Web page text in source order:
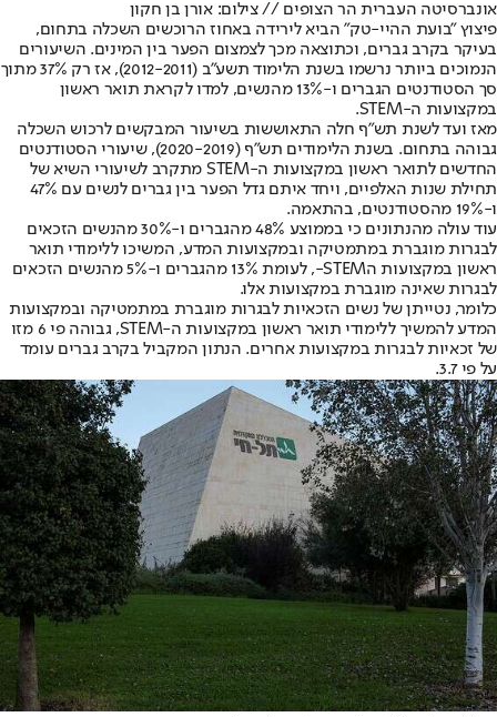
אונברסיטה העברית הר הצופים // צילום: אורן בן חקון
פיצוץ "בועת ההיי-טק" הביא לירידה באחוז הרוכשים השכלה בתחום,
בעיקר בקרב גברים, וכתוצאה מכך לצמצום הפער בין המינים. השיעורים
הנמוכים ביותר נרשמו בשנת הלימוד תשע"ב (2012-2011), אז רק 37% מתוך
סך הסטודנטים הגברים ו-13% מהנשים, למדו לקראת תואר ראשון
במקצועות ה-STEM.
מאז ועד לשנת תש"ף חלה התאוששות בשיעור המבקשים לרכוש השכלה
גבוהה בתחום. בשנת הלימודים תש"ף (2020-2019), שיעורי הסטודנטים
החדשים לתואר ראשון במקצועות ה-STEM מתקרב לשיעורי השיא של
תחילת שנות האלפיים, ויחד איתם גדל הפער בין גברים לנשים עם 47%
ו-19% מהסטודנטים, בהתאמה.
עוד עולה מהנתונים כי בממוצע 48% מהגברים ו-30% מהנשים הזכאים
לבגרות מוגברת במתמטיקה ובמקצועות המדע, המשיכו ללימודי תואר
ראשון במקצועות הSTEM-, לעומת 13% מהגברים ו-5% מהנשים הזכאים
לבגרות שאינה מוגברת במקצועות אלו.
כלומר, נטייתן של נשים הזכאיות לבגרות מוגברת במתמטיקה ובמקצועות
המדע להמשיך ללימודי תואר ראשון במקצועות ה-STEM, גבוהה פי 6 מזו
של זכאיות לבגרות במקצועות אחרים. הנתון המקביל בקרב גברים עומד
על פי 3.7.